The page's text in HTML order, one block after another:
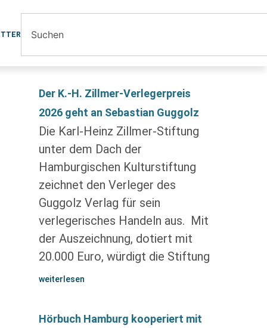
Der K.-H. Zillmer-Verlegerpreis
2026 geht an Sebastian Guggolz
Die Karl-Heinz Zillmer-Stiftung
unter dem Dach der
Hamburgischen Kulturstiftung
zeichnet den Verleger des
Guggolz Verlag für sein
verlegerisches Handeln aus. Mit
der Auszeichnung, dotiert mit
20.000 Euro, würdigt die Stiftung
weiterlesen
Hörbuch Hamburg kooperiert mit